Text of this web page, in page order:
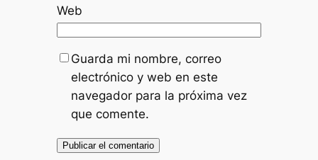
Web
Guarda mi nombre, correo
electrónico y web en este
navegador para la próxima vez
que comente.